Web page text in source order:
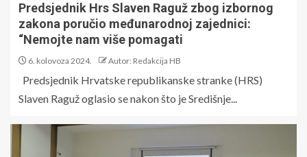
Predsjednik Hrs Slaven Raguž zbog izbornog
zakona poručio međunarodnoj zajednici:
“Nemojte nam više pomagati
6. kolovoza 2024. Autor: Redakcija HB
Predsjednik Hrvatske republikanske stranke (HRS)
Slaven Raguž oglasio se nakon što je Središnje...